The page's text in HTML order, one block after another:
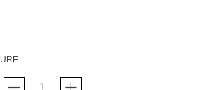
CON NOSOTROS
POLÍTICAS
PROTECCIÓN DE DATOS